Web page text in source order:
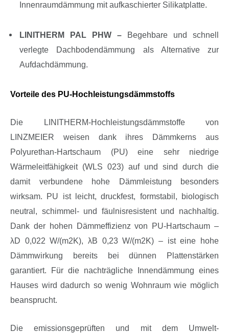
Innenraumdämmung mit aufkaschierter Silikatplatte.
LINITHERM PAL PHW –
Begehbare und schnell
verlegte Dachbodendämmung als Alternative zur
Aufdachdämmung.
Vorteile des PU-Hochleistungsdämmstoffs
Die LINITHERM-Hochleistungsdämmstoffe von
LINZMEIER weisen dank ihres Dämmkerns aus
Polyurethan-Hartschaum (PU) eine sehr niedrige
Wärmeleitfähigkeit (WLS 023) auf und sind durch die
damit verbundene hohe Dämmleistung besonders
wirksam. PU ist leicht, druckfest, formstabil, biologisch
neutral, schimmel- und fäulnisresistentund nachhaltig.
Dank der hohen Dämmeffizienz von PU-Hartschaum –
λD 0,022 W/(m2K), λB 0,23 W/(m2K) – ist eine hohe
Dämmwirkung bereits bei dünnen Plattenstärken
garantiert. Für die nachträgliche Innendämmung eines
Hauses wird dadurch so wenig Wohnraum wie möglich
beansprucht.
Die emissionsgeprüften und mit dem Umwelt-